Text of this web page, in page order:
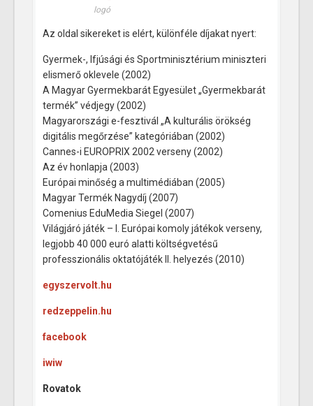
logó
Az oldal sikereket is elért, különféle díjakat nyert:
Gyermek-, Ifjúsági és Sportminisztérium miniszteri
elismerő oklevele (2002)
A Magyar Gyermekbarát Egyesület „Gyermekbarát
termék” védjegy (2002)
Magyarországi e-fesztivál „A kulturális örökség
digitális megőrzése” kategóriában (2002)
Cannes-i EUROPRIX 2002 verseny (2002)
Az év honlapja (2003)
Európai minőség a multimédiában (2005)
Magyar Termék Nagydíj (2007)
Comenius EduMedia Siegel (2007)
Világjáró játék – I. Európai komoly játékok verseny,
legjobb 40 000 euró alatti költségvetésű
professzionális oktatójáték II. helyezés (2010)
egyszervolt.hu
redzeppelin.hu
facebook
iwiw
Rovatok